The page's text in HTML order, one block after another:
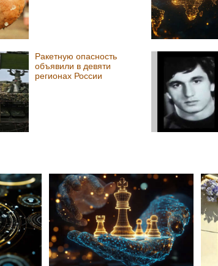
Ракетную опасность
объявили в девяти
регионах России